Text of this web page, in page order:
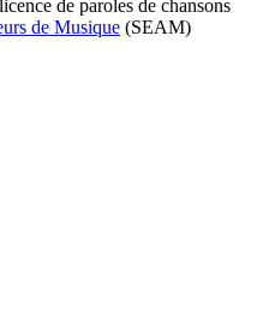
de paroles de chansons
de Musique (SEAM)